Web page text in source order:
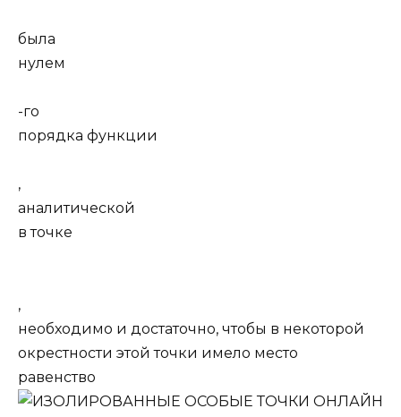
была
нулем
-гo
порядка функции
,
аналитической
в точке
,
необходимо и достаточно, чтобы в некоторой
окрестности этой точки имело место
равенство